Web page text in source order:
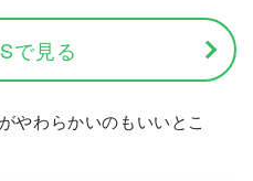
で見る
やわらかいのもいいとこ